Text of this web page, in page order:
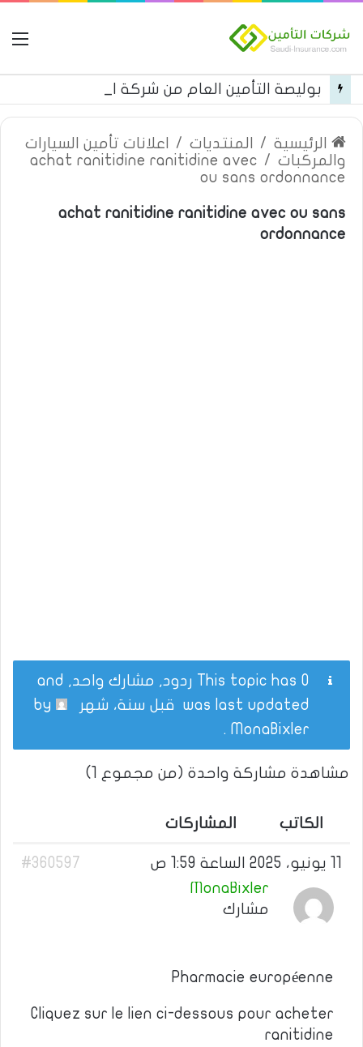
الرئيسية / المنتديات /
اعلانات تأمين السيارات
والمركبات /
achat ranitidine ranitidine avec
ou sans ordonnance
achat ranitidine ranitidine avec ou sans
ordonnance
This topic has 0 ردود, مشارك واحد, and
was last updated قبل سنة، شهر
MonaBixler
.
مشاهدة مشاركة واحدة (من مجموع 1)
الكاتب المشاركات
#360597
MonaBixler
مشارك
Pharmacie européenne
Cliquez sur le lien ci-dessous pour acheter
ranitidine